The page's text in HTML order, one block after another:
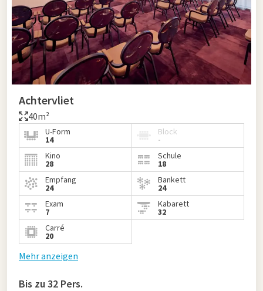
Achtervliet
40m²
U-Form
14
Block
-
Kino
28
Schule
18
Empfang
24
Bankett
24
Exam
7
Kabarett
32
Carré
20
Mehr anzeigen
Bis zu 32 Pers.